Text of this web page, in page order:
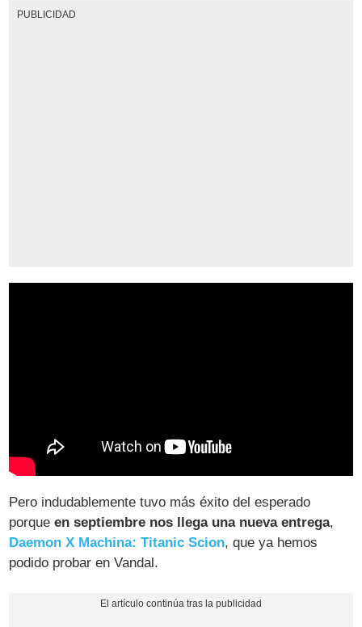
PUBLICIDAD
Pero indudablemente tuvo más éxito del esperado
porqueen septiembre nos llega una nueva entrega,
Daemon X Machina: Titanic Scion, que ya hemos
podido probar en Vandal.